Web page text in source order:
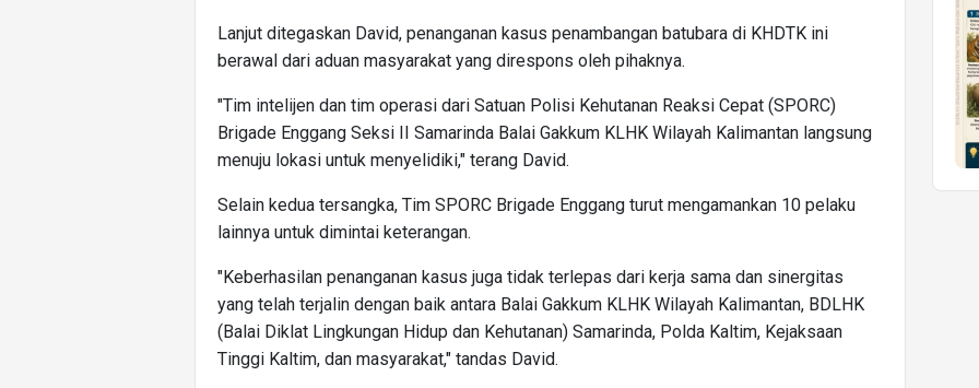
Lanjut ditegaskan David, penanganan kasus penambangan batubara di KHDTK ini
berawal dari aduan masyarakat yang direspons oleh pihaknya.
"Tim intelijen dan tim operasi dari Satuan Polisi Kehutanan Reaksi Cepat (SPORC)
Brigade Enggang Seksi II Samarinda Balai Gakkum KLHK Wilayah Kalimantan langsung
menuju lokasi untuk menyelidiki," terang David.
Selain kedua tersangka, Tim SPORC Brigade Enggang turut mengamankan 10 pelaku
lainnya untuk dimintai keterangan.
"Keberhasilan penanganan kasus juga tidak terlepas dari kerja sama dan sinergitas
yang telah terjalin dengan baik antara Balai Gakkum KLHK Wilayah Kalimantan, BDLHK
(Balai Diklat Lingkungan Hidup dan Kehutanan) Samarinda, Polda Kaltim, Kejaksaan
Tinggi Kaltim, dan masyarakat," tandas David.